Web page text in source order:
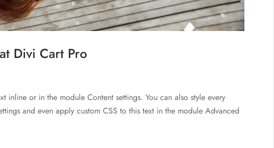
Divi Cart Pro
inline or in the module Content settings. You can also style every
and even apply custom CSS to this text in the module Advanced